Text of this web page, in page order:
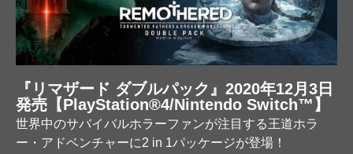
『リマザード ダブルパック』2020年12月3日
発売【PlayStation®4/Nintendo Switch™】
世界中のサバイバルホラーファンが注目する王道ホラ
ー・アドベンチャーに2 in 1パッケージが登場！